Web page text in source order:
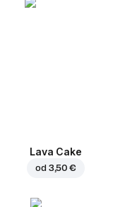
Lava Cake
od 3,50 €